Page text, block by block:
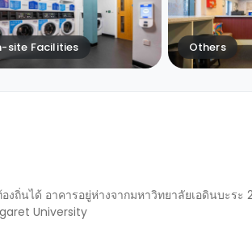
site Facilities Others
ถิ่นได้ อาคารอยู่ห่างจากมหาวิทยาลัยเอดินบะระ
University